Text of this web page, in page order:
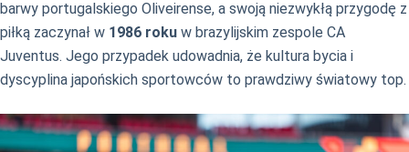
barwy portugalskiego Oliveirense, a swoją niezwykłą przygodę z
piłką zaczynał w 1986 roku w brazylijskim zespole CA
Juventus. Jego przypadek udowadnia, że kultura bycia i
dyscyplina japońskich sportowców to prawdziwy światowy top.